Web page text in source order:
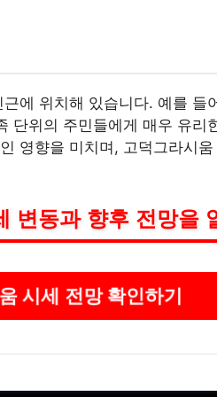
에 위치해 있습니다. 예를 들
단위의 주민들에게 매우 유리
영향을 미치며, 고덕그라시
변동과 향후 전망을
시세 전망 확인하기